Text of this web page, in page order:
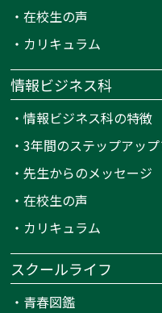
・在校生の声
・ カリキュラム
情報ビジネス科
・情報ビジネス科の特徴
・3年間のステップアッ
・先生からのメッセージ
・在校生の声
・ カリキュラム
スクールライフ
・ 青春図鑑